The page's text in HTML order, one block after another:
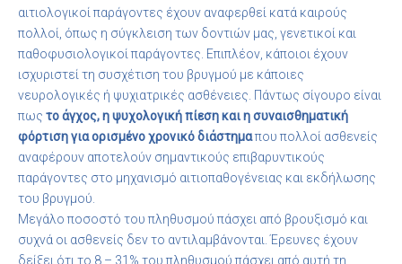
αιτιολογικοί παράγοντες έχουν αναφερθεί κατά καιρούς
πολλοί, όπως η σύγκλειση των δοντιών μας, γενετικοί και
παθοφυσιολογικοί παράγοντες. Επιπλέον, κάποιοι έχουν
ισχυριστεί τη συσχέτιση του βρυγμού με κάποιες
νευρολογικές ή ψυχιατρικές ασθένειες. Πάντως σίγουρο είναι
πως το άγχος, η ψυχολογική πίεση και η συναισθηματική
φόρτιση για ορισμένο χρονικό διάστημαπου πολλοί ασθενείς
αναφέρουν αποτελούν σημαντικούς επιβαρυντικούς
παράγοντες στο μηχανισμό αιτιοπαθογένειας και εκδήλωσης
του βρυγμού.
Μεγάλο ποσοστό του πληθυσμού πάσχει από βρουξισμό και
συχνά οι ασθενείς δεν το αντιλαμβάνονται. Έρευνες έχουν
δείξει ότι το 8 – 31% του πληθυσμού πάσχει από αυτή τη